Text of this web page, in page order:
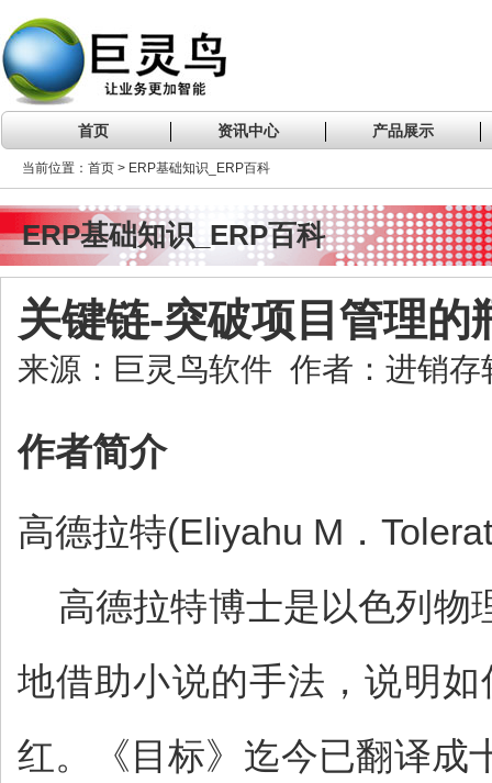
首页 资讯中心 产品展示
当前位置：首页 > ERP基础知识_ERP百科
ERP基础知识_ERP百科
关键链-突破项目管理的
来源：巨灵鸟软件 作者：进销
作者简介
高德拉特(Eliyahu M．
高德拉特博士是以色列物
地借助小说的手法，说明
红。《目标》迄今已翻译成